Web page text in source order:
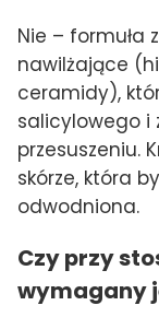
Nie – formuła
nawilżające
ceramidy),
salicylowego
przesuszeniu.
skórze, która
odwodniona.
Czy przy
wymagany